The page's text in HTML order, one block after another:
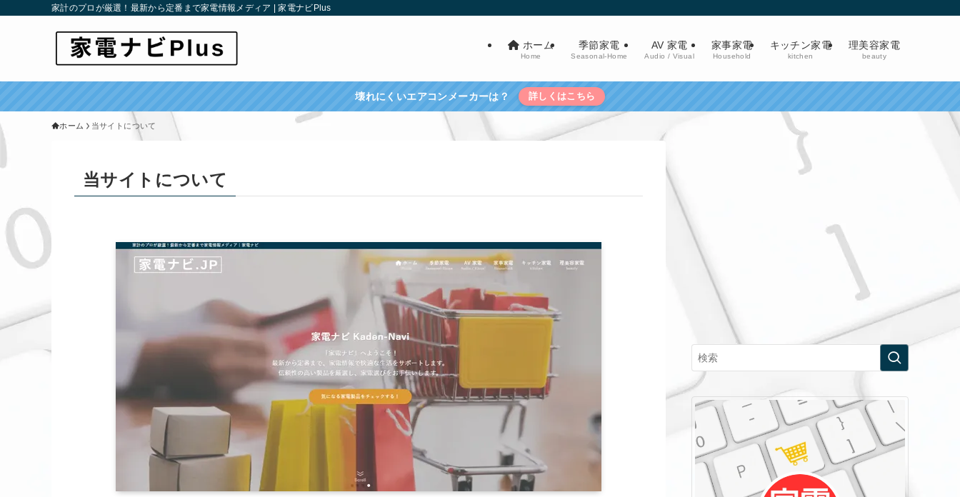
家計のプロが厳選！最新から定番まで家電情報メディア | 家電ナビPlus
ホーム
Home
季節家電
Seasonal-Home
AV 家電
Audio / Visual
家事家電
Household
キッチン家電
kitchen
理美容家電
beauty
壊れにくいエアコンメーカーは？ 詳しくはこちら
ホーム 当サイトについて
当サイトについて